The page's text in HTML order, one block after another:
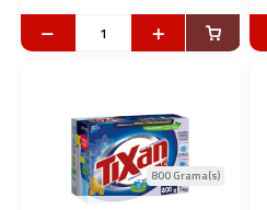
800 Grama(s)